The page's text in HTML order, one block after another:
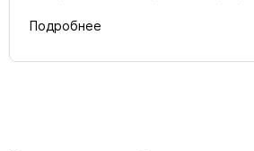
Подробнее